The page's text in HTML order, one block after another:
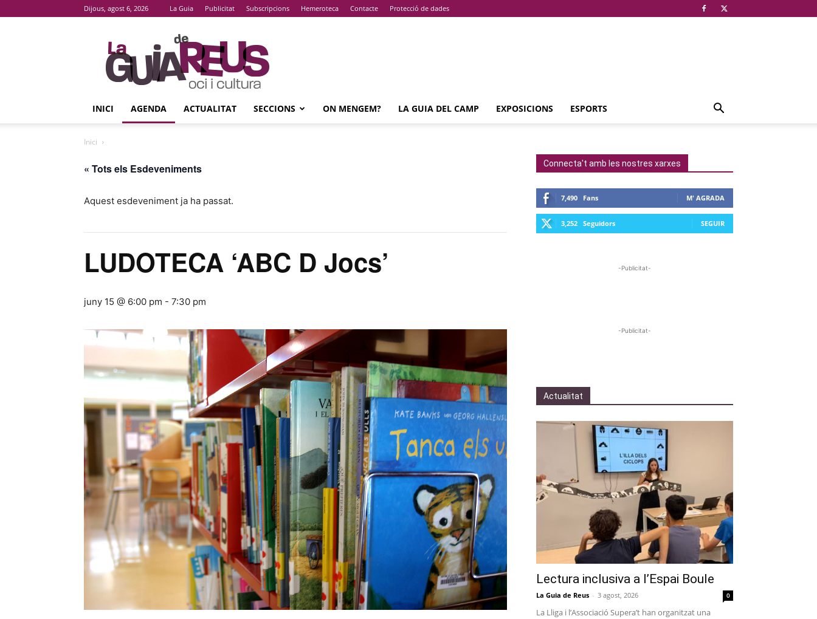
Dijous, agost 6, 2026 La Guia Publicitat Subscripcions Hemeroteca Contacte Protecció de dades
La
Guia
De
Reus
INICI AGENDA ACTUALITAT SECCIONS ON MENGEM? LA GUIA DEL CAMP EXPOSICIONS ESPORTS
Inici
« Tots els Esdeveniments
Aquest esdeveniment ja ha passat.
LUDOTECA ‘ABC D Jocs’
juny 15 @ 6:00 pm - 7:30 pm
Connecta't amb les nostres xarxes
7,490 Fans M' AGRADA
3,252 Seguidors SEGUIR
-Publicitat-
-Publicitat-
Actualitat
Lectura inclusiva a l’Espai Boule
La Guia de Reus - 3 agost, 2026 0
La Lliga i l’Associació Supera’t han organitzat una